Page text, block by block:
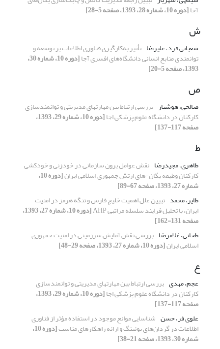
آجا[دوره 10، شماره 28، 1393، صفحه 5-28]
ش
شعبانی فرد، علیرضا تأثیر به‌کارگیری فناوری اطلاعات بر توسعه و
توانمندی منابع انسانی دانشگاه‌های افسری آجا [دوره 10، شماره 30،
1393، صفحه 5-20]
ص
صالحی، هوشیار بررسی ارتباط بین مهارتهای مدیریتی و توانمندسازی
کارکنان در دانشگاه علوم پزشکی اجا [دوره 10، شماره 29، 1393،
صفحه 117-137]
ط
طاهری، مجیدرضا نقش عوامل برون سازمانی در خودزنی و خودکشی
کارکنان وظیفه یگان-های ارتش جمهوری اسلامی ایران [دوره 10،
شماره 27، 1393، صفحه 67-89]
طایر، محمد تبیین علل اهمیت خلیج فارس و تنگه هرمز در امنیت
ایران، با تحلیل فرایند سلسله مراتبی AHP [دوره 10، شماره 27، 1393،
صفحه 131-162]
طحانی، غلامرضا بررسی نقش آمایش سرزمینی در امنیت جمهوری
اسلامی ایران[دوره 10، شماره 27، 1393، صفحه 29-48]
ع
عجم، مهدی بررسی ارتباط بین مهارتهای مدیریتی و توانمندسازی
کارکنان در دانشگاه علوم پزشکی اجا [دوره 10، شماره 29، 1393،
صفحه 117-137]
علوی فر، حسن شناسایی موانع موجود در استفاده مؤثر از فناوری
اطلاعات در گردان‌های بوئینگ و ارائه راهکارهای مناسب [دوره 10،
شماره 30، 1393، صفحه 21-38]